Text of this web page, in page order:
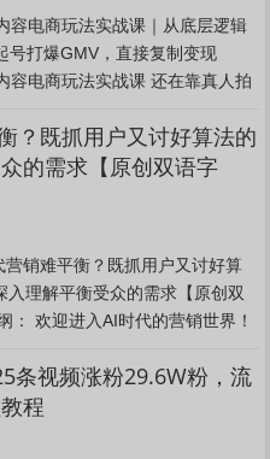
容电商玩法实战课｜从底层逻辑
号打爆GMV，直接复制变现
容电商玩法实战课 还在靠真人拍
慢、GMV做不起...
？既抓用户又讨好算法的
的需求【原创双语字
营销难平衡？既抓用户又讨好算
入理解平衡受众的需求【原创双
： 欢迎进入AI时代的营销世界！
衡两类受众的需求——一类...
条视频涨粉29.6W粉，流
程